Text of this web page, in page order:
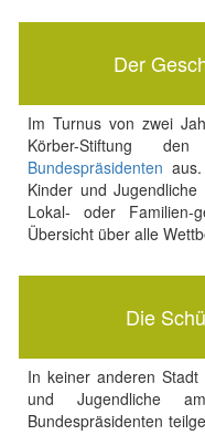
Der
Im Turnus von zwei
Körber-Stiftung
Bundespräsidenten
Kinder und
Lokal- oder Familien-
Übersicht über alle
Die
In keiner anderen
und Jugendliche
Bundespräsidenten